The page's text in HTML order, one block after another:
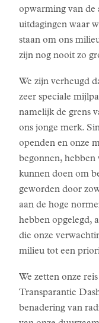
opwarming van de
uitdagingen waar
staan om ons
zijn nog nooit zo
We zijn verheugd
zeer speciale
namelijk de grens
ons jonge merk.
openden en onze
begonnen, hebben
kunnen doen om
geworden door
aan de hoge
hebben opgelegd,
die onze
milieu tot een
We zetten onze
Transparantie
benadering van